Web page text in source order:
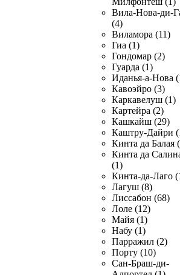
Вила-Нова-ди-
(4)
Виламора (11)
Гиа (1)
Гондомар (2)
Гуарда (1)
Иданья-а-Нова
Кавоэйро (3)
Каркавелуш (1)
Картейра (2)
Кашкайш (29)
Каштру-Дайри
Кинта да Балая
Кинта да
(1)
Кинта-да-Лаго
Лагуш (8)
Лиссабон (68)
Лоле (12)
Майя (1)
Набу (1)
Парражил (2)
Порту (10)
Сан-Браш-ди-